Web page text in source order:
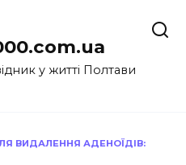
у житті Полтави
ВИДАЛЕННЯ АДЕНОЇДІВ: